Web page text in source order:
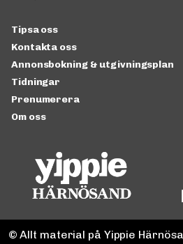
Tipsa oss
Kontakta oss
Annonsbokning & utgivningsplan
Tidningar
Prenumerera
Om oss
© Allt material på Yippie